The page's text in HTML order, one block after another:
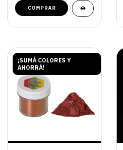
COMPRAR
¡SUMÁ COLORES Y
AHORRÁ!